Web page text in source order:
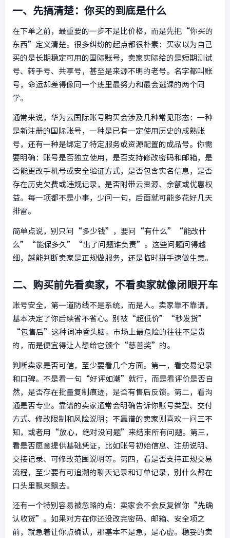
一、先搞清楚：你买的到底是什么
在下单之前，最重要的一步不是比价格，而是先把“你买的
东西”定义清楚。很多纠纷的起点都很朴素：买家以为自己
买的是长期稳定可用的国际账号，卖家实际给的是短期测试
号、转手号、共享号，甚至是来源不明的老号。名字都叫账
号，命运却差得像同一个班里最努力和最会逃课的两个同
学。
通常来说，华为云国际账号购买会涉及几种常见形态：一种
是新注册的国际账号，一种是已有一定使用历史的成熟账
号，还有一种是绑定了特定服务或资源配置的成品号。你需
要明确：账号是否独立使用，是否支持修改密码和邮箱，是
否能更改手机号或安全验证方式，是否包含实名信息，是否
存在历史欠费或违规记录，是否附带云资源、余额或优惠权
益。每一项都不是小事，少问一句，后面就可能多花好几天
排雷。
简单点说，别只问“多少钱”，要问“有什么”“能改什
么”“能保多久”“出了问题谁负责”。这些问题问得越
细，越能判断卖家是正规做服务，还是临时拼手速做生意。
二、购买前先看卖家，不看卖家就像闭眼开车
账号安全，第一道防线不是系统，而是人。卖家靠不靠谱，
基本决定了你后续省不省心。别被“超低价”“秒发货”
“包售后”这种词冲昏头脑。市场上最危险的往往不是贵
的，而是便宜得让人想给它颁个“慈善奖”的。
判断卖家是否可信，至少要看几个方面。第一，看交易记录
和口碑。不是看一句“好评如潮”就行，而是看评价是否自
然，是否存在批量复制痕迹，是否有售后反馈。第二，看沟
通是否专业。靠谱的卖家通常会明确告诉你账号类型、交付
方式、修改限制和风险说明；不靠谱的卖家则喜欢一问三不
知，或者用“放心，绝对没问题”来结束所有问题。第三，
看是否愿意提供基础凭证，比如账号初始信息、注册说明、
交接记录、可修改范围说明等。第四，看是否支持正规交易
流程，至少要有可追溯的聊天记录和订单记录，别什么都在
口头里飘来飘去。
还有一个特别容易被忽略的点：卖家会不会反复催你“先确
认收货”。如果对方在你还没改完密码、邮箱、安全项之
前，就急着让你点确认，那基本不是急，是心虚。稳妥的卖